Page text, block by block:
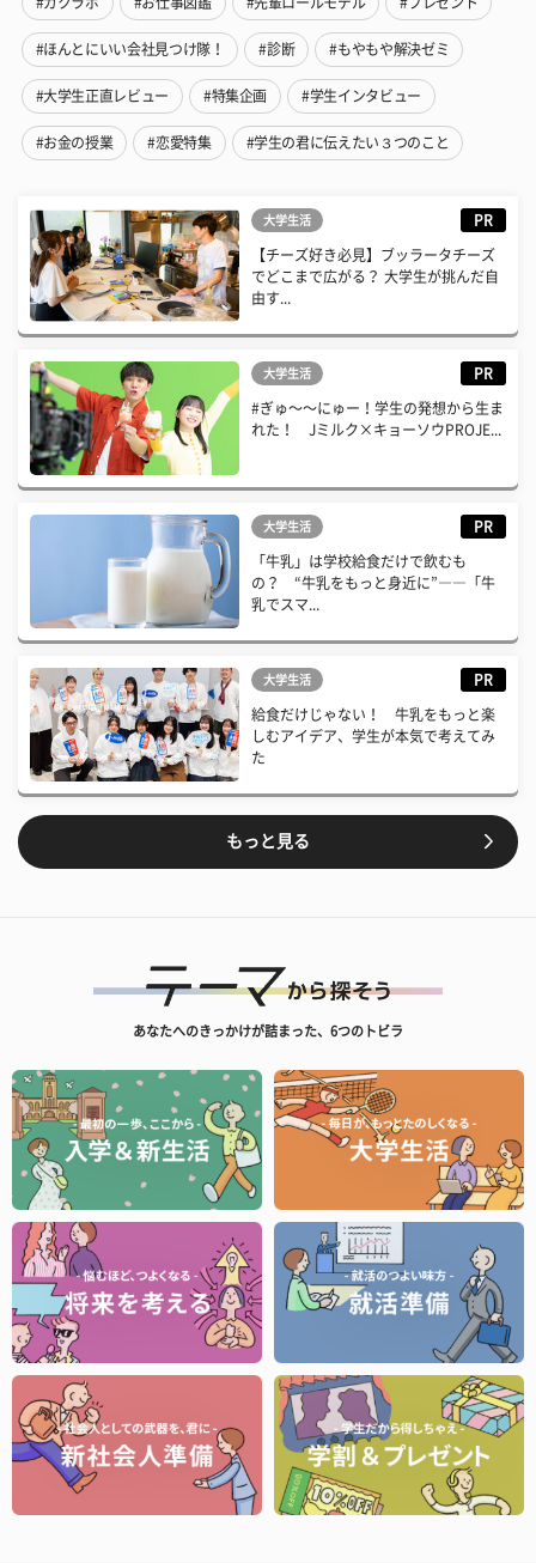
#ほんとにいい会社見つけ隊！ #診断 #もやもや解決ゼミ
#大学生正直レビュー #特集企画 #学生インタビュー
#お金の授業 #恋愛特集 #学生の君に伝えたい３つのこと
大学生活 PR
【チーズ好き必見】ブッラータチーズ
でどこまで広がる？ 大学生が挑んだ自
由す...
大学生活 PR
#ぎゅ〜〜にゅー！学生の発想から生ま
れた！ Jミルク×キョーソウPROJE...
大学生活 PR
「牛乳」は学校給食だけで飲むも
の？ “牛乳をもっと身近に”――「牛
乳でスマ...
大学生活 PR
給食だけじゃない！ 牛乳をもっと楽
しむアイデア、学生が本気で考えてみ
た
もっと見る
あなたへのきっかけが詰まった、6つのトビラ